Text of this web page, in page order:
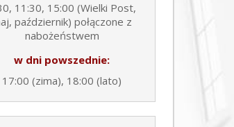
11:30, 15:00 (Wielki Post,
październik) połączone z
nabożeństwem
w dni powszednie:
17:00 (zima), 18:00 (lato)